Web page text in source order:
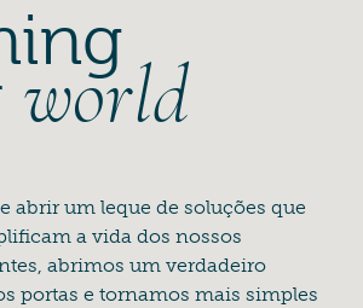
world
abrir um leque de soluções que
a vida dos nossos
abrimos um verdadeiro
portas e tornamos mais simples